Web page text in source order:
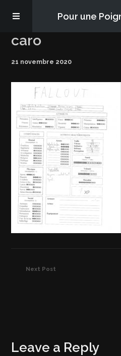
Pour une
Les épisodes
S’abonner
Blog
À propos
caro
21 novembre 2020
Next Post
Leave a Reply